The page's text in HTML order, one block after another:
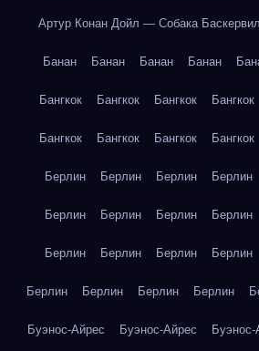
Артур Конан Дойл — Собака
Банан Банан Банан Банан
Бангкок Бангкок Бангкок Бангкок
Бангкок Бангкок Бангкок Бангкок
Берлин Берлин Берлин Берлин
Берлин Берлин Берлин Берлин
Берлин Берлин Берлин Берлин
Берлин Берлин Берлин Берлин
Буэнос-Айрес Буэнос-Айрес Буэнос-